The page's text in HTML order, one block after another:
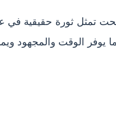
تمثل ثورة حقيقية في
يوفر الوقت والمجهود